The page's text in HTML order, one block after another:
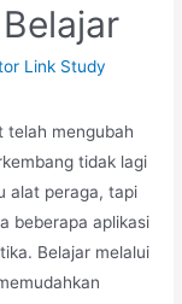
Link Study
telah mengubah
tidak lagi
alat peraga, tapi
beberapa aplikasi
Belajar melalui